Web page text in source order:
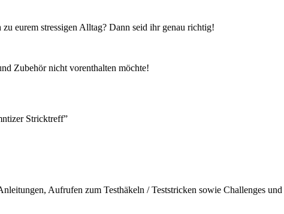
eurem stressigen Alltag? Dann seid ihr genau richtig!
Zubehör nicht vorenthalten möchte!
Stricktreff”
Aufrufen zum Testhäkeln / Teststricken sowie Challenges